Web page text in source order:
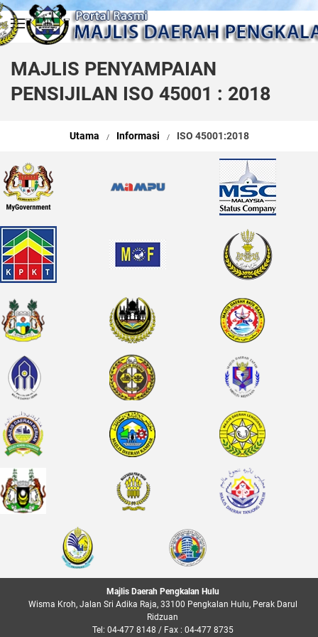
Skip to main content
MAJLIS PENYAMPAIAN
PENSIJILAN ISO 45001 : 2018
Utama Informasi ISO 45001:2018
Majlis Daerah Pengkalan Hulu
Wisma Kroh, Jalan Sri Adika Raja, 33100 Pengkalan Hulu, Perak Darul
Ridzuan
Tel: 04-477 8148 / Fax : 04-477 8735